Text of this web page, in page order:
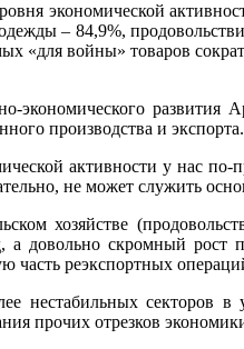
экономической
– 84,9%,
«для войны» товаров
экономического
производства и экспорта.
активности у нас
не может служить
хозяйстве
а довольно скромный
часть реэкспортных
нестабильных секторов
прочих отрезков